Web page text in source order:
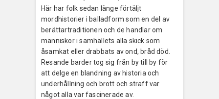
Här har folk sedan länge förtäljt
mordhistorier i balladform som en del av
berättartraditionen och de handlar om
människor i samhällets alla skick som
åsamkat eller drabbats av ond, bråd död.
Resande barder tog sig från by till by för
att delge en blandning av historia och
underhållning och brott och straff var
något alla var fascinerade av.